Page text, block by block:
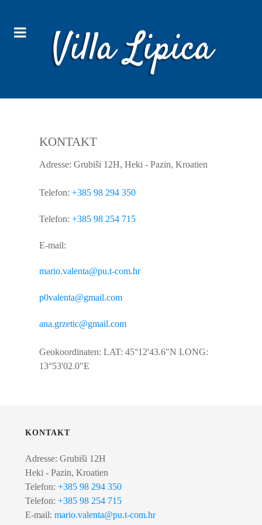
KONTAKT
Adresse: Grubiši 12H, Heki - Pazin, Kroatien
Telefon: +385 98 294 350
Telefon: +385 98 254 715
E-mail:
mario.valenta@pu.t-com.hr
p0valenta@gmail.com
ana.grzetic@gmail.com
Geokoordinaten: LAT: 45°12'43.6"N LONG:
13°53'02.0"E
KONTAKT
Adresse: Grubiši 12H
Heki - Pazin, Kroatien
Telefon: +385 98 294 350
Telefon: +385 98 254 715
E-mail: mario.valenta@pu.t-com.hr